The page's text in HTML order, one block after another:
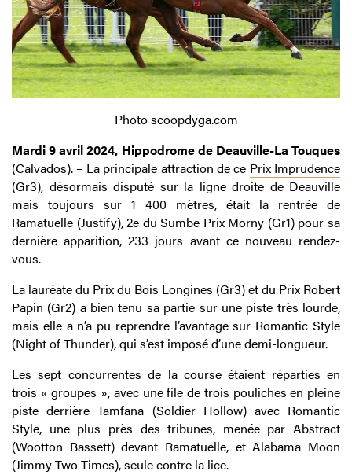
Photo scoopdyga.com
Mardi 9 avril 2024, Hippodrome de Deauville-La Touques
(Calvados). – La principale attraction de ce Prix Imprudence
(Gr3), désormais disputé sur la ligne droite de Deauville
mais toujours sur 1 400 mètres, était la rentrée de
Ramatuelle (Justify), 2e du Sumbe Prix Morny (Gr1) pour sa
dernière apparition, 233 jours avant ce nouveau rendez-
vous.
La lauréate du Prix du Bois Longines (Gr3) et du Prix Robert
Papin (Gr2) a bien tenu sa partie sur une piste très lourde,
mais elle a n’a pu reprendre l’avantage sur Romantic Style
(Night of Thunder), qui s’est imposé d’une demi-longueur.
Les sept concurrentes de la course étaient réparties en
trois « groupes », avec une file de trois pouliches en pleine
piste derrière Tamfana (Soldier Hollow) avec Romantic
Style, une plus près des tribunes, menée par Abstract
(Wootton Bassett) devant Ramatuelle, et Alabama Moon
(Jimmy Two Times), seule contre la lice.